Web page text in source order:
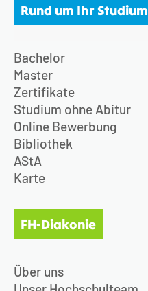
Rund um Ihr Studium
Bachelor
Master
Zertifikate
Studium ohne Abitur
Online Bewerbung
Bibliothek
AStA
Karte
FH-Diakonie
Über uns